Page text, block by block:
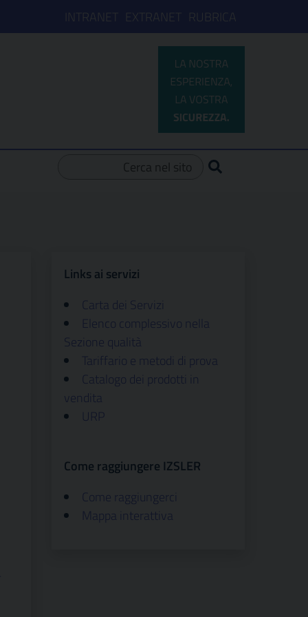
INTRANET EXTRANET RUBRICA
Links ai servizi
Carta dei Servizi
Elenco complessivo nella
Sezione qualità
Tariffario e metodi di prova
Catalogo dei prodotti in
vendita
URP
Come raggiungere IZSLER
Come raggiungerci
Mappa interattiva